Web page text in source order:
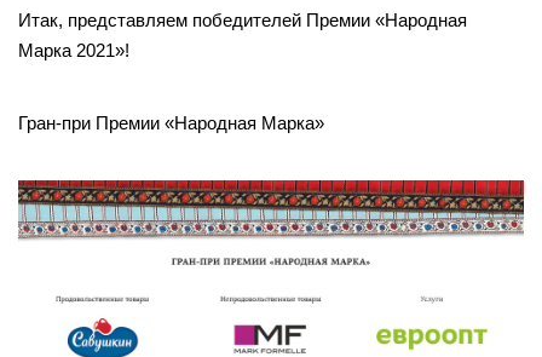
Итак, представляем победителей Премии «Народная
Марка 2021»!
Гран-при Премии «Народная Марка»